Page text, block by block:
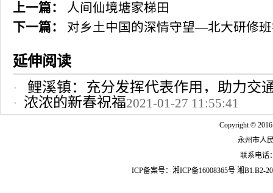
上一篇：
人间仙境塘家梯田
下一篇：
对乡土中国的深情守望—北大研修
延伸阅读
鲤溪镇：充分发挥代表作用，助力交
2022-10-24 12:09:37
浓浓的新春祝福2021-01-27 11:55:41
Copyright ©
永州市人
联系电话
ICP备案号： 湘ICP备16008365号 湘B1.B2-